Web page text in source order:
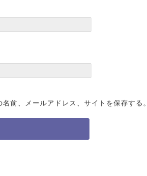
前、メールアドレス、サイトを保存する。